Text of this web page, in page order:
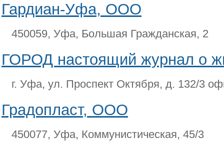
Гардиан-Уфа, ООО
450059, Уфа, Большая Гражданская, 2
ГОРОД настоящий журнал о
г. Уфа, ул. Проспект Октября, д. 132/3
Градопласт, ООО
450077, Уфа, Коммунистическая, 45/3